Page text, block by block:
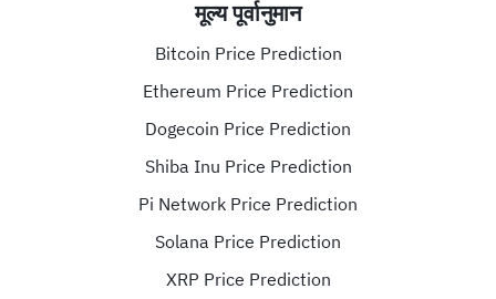
मूल्य पूर्वानुमान
Bitcoin Price Prediction
Ethereum Price Prediction
Dogecoin Price Prediction
Shiba Inu Price Prediction
Pi Network Price Prediction
Solana Price Prediction
XRP Price Prediction